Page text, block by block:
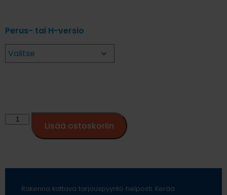
Perus- tai H-versio
Lisää ostoskoriin
Rakenna kattava tarjouspyyntö helposti. Kerää